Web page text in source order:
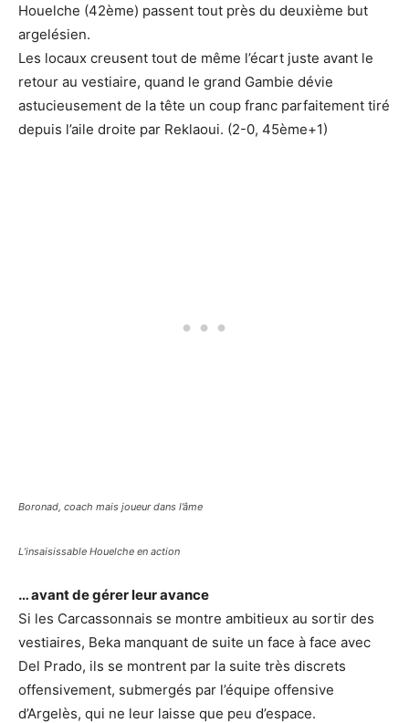
Houelche (42ème) passent tout près du deuxième but
argelésien.
Les locaux creusent tout de même l’écart juste avant le
retour au vestiaire, quand le grand Gambie dévie
astucieusement de la tête un coup franc parfaitement tiré
depuis l’aile droite par Reklaoui. (2-0, 45ème+1)
Boronad, coach mais joueur dans l’âme
L’insaisissable Houelche en action
… avant de gérer leur avance
Si les Carcassonnais se montre ambitieux au sortir des
vestiaires, Beka manquant de suite un face à face avec
Del Prado, ils se montrent par la suite très discrets
offensivement, submergés par l’équipe offensive
d’Argelès, qui ne leur laisse que peu d’espace.